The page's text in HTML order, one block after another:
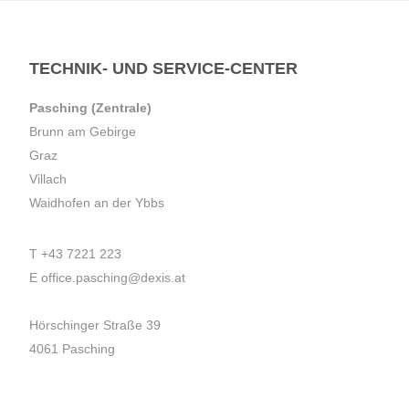
TECHNIK- UND SERVICE-CENTER
Pasching (Zentrale)
Brunn am Gebirge
Graz
Villach
Waidhofen an der Ybbs
T +43 7221 223
E office.pasching@dexis.at
Hörschinger Straße 39
4061 Pasching